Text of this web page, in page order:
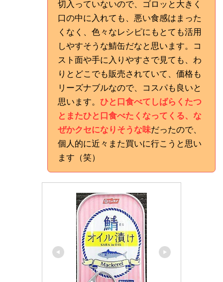
切入っていないので、ゴロッと大きく
口の中に入れても、悪い食感はまった
くなく、色々なレシピにもとても活用
しやすそうな鯖缶だなと思います。コ
スト面や手に入りやすさで見ても、わ
りとどこでも販売されていて、価格も
リーズナブルなので、コスパも良いと
思います。 ひと口食べてしばらくたつ
とまたひと口食べたくなってくる、な
ぜかクセになりそうな味だったので、
個人的に近々また買いに行こうと思い
ます（笑）